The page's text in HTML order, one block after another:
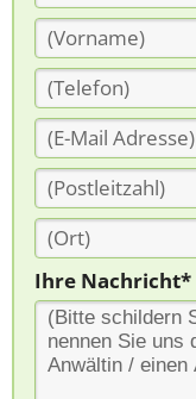
Ihre Nachricht*